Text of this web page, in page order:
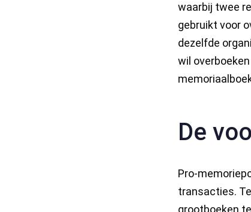
waarbij twee
gebruikt voor
dezelfde
wil
De
Pro-
transacties.